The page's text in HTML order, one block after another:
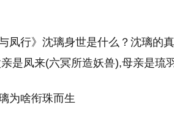
与凤行》沈璃身世是什么？沈璃的
是凤来(六冥所造妖兽),母亲是琉
为啥衔珠而生